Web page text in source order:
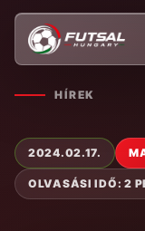
HÍREK
2024.02.17.
OLVASÁSI IDŐ: 2